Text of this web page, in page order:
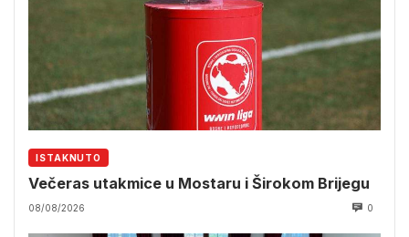
ISTAKNUTO
Večeras utakmice u Mostaru i Širokom Brijegu
08/08/2026 0